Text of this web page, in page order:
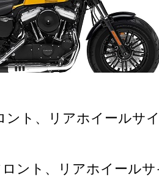
ント、リアホイールサ
ント、リアホイール